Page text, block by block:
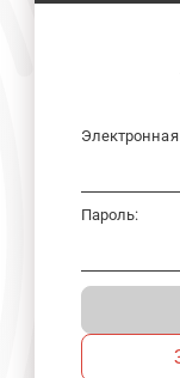
Электронная
Пароль: